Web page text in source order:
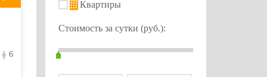
6
Квартиры
Стоимость за сутки (руб.):